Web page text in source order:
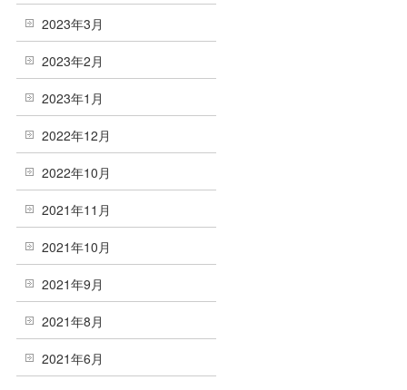
2023年3月
2023年2月
2023年1月
2022年12月
2022年10月
2021年11月
2021年10月
2021年9月
2021年8月
2021年6月